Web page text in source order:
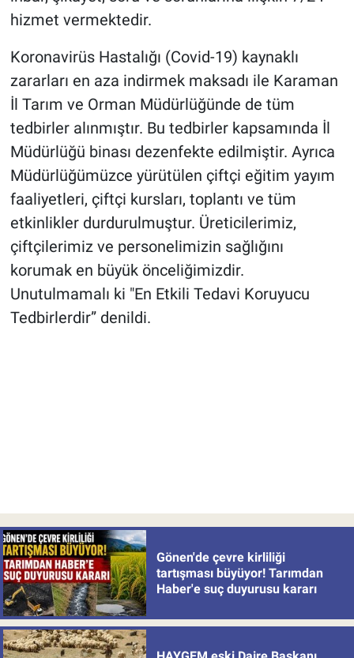
hizmet vermektedir.
Koronavirüs Hastalığı (Covid-19) kaynaklı
zararları en aza indirmek maksadı ile Karaman
İl Tarım ve Orman Müdürlüğünde de tüm
tedbirler alınmıştır. Bu tedbirler kapsamında İl
Müdürlüğü binası dezenfekte edilmiştir. Ayrıca
Müdürlüğümüzce yürütülen çiftçi eğitim yayım
faaliyetleri, çiftçi kursları, toplantı ve tüm
etkinlikler durdurulmuştur. Üreticilerimiz,
çiftçilerimiz ve personelimizin sağlığını
korumak en büyük önceliğimizdir.
Unutulmamalı ki "En Etkili Tedavi Koruyucu
Tedbirlerdir” denildi.
Gönen'de çevre kirliliği
tartışması büyüyor! Tarımdan
Haber'e suç duyurusu kararı